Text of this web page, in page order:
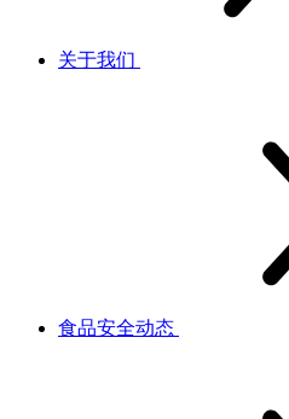
关于我们
食品安全动态